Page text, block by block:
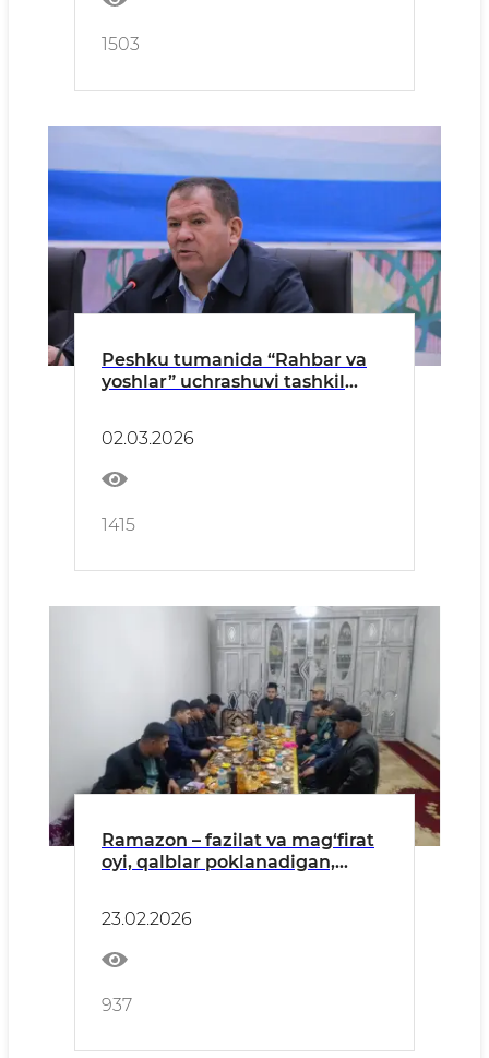
1503
Peshku tumanida “Rahbar va
yoshlar” uchrashuvi tashkil
02.03.2026
1415
Ramazon – fazilat va mag‘firat
oyi, qalblar poklanadigan,
23.02.2026
937